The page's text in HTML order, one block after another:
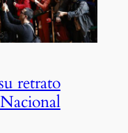
retrato